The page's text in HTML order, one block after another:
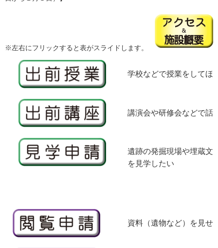
※左右にフリックすると表がスライドします。
学校などで授業をしてほ
講演会や研修会などで話
遺跡の発掘現場や埋蔵文
を見学したい
資料（遺物など）を見せ